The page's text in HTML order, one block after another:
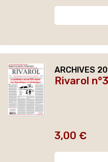
ARCHIVES
Rivarol
Prix
3,00 €